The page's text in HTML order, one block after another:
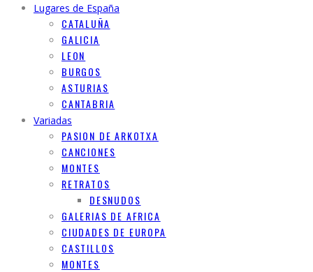
Lugares de España
CATALUÑA
GALICIA
LEON
BURGOS
ASTURIAS
CANTABRIA
Variadas
PASION DE ARKOTXA
CANCIONES
MONTES
RETRATOS
DESNUDOS
GALERIAS DE AFRICA
CIUDADES DE EUROPA
CASTILLOS
MONTES